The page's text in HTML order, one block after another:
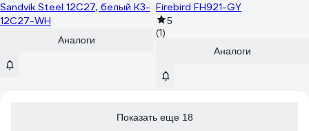
Sandvik Steel 12C27, белый K3-
12C27-WH
Аналоги
Firebird FH921-GY
5
(1)
Аналоги
Показать еще 18